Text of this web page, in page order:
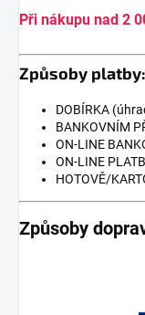
Při nákupu nad 2
Způsoby platby:
DOBÍRKA
BANKOVNÍM
ON-LINE
ON-LINE
HOTOVĚ/
Způsoby